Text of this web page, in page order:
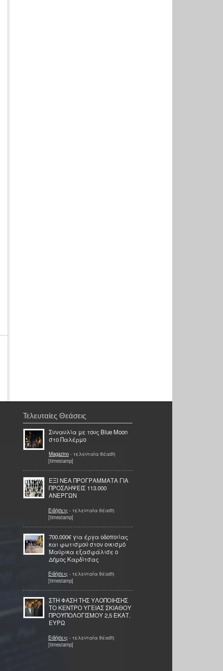
Τελευταίες Θεάσεις
Συναυλία με τους Blue Moon
στο Παλέρμο
Magazino - τελευταία θέαση
[timestamp]
ΈΞΙ ΝΕΑ ΠΡΟΓΡΑΜΜΑΤΑ ΓΙΑ
ΠΡΟΣΛΗΨΕΙΣ 113.000
ΑΝΕΡΓΩΝ
Ειδήσεις - τελευταία θέαση
[timestamp]
700.000€ για έργα οδοποιίας
και φωτισμού στον οικισμό
Μαύρικα εξασφάλισε ο
Δήμος Καρδίτσας
Ειδήσεις - τελευταία θέαση
[timestamp]
ΣΤΗ ΦΑΣΗ ΤΗΣ ΥΛΟΠΟΙΗΣΗΣ
ΤΟ ΚΕΝΤΡΟ ΥΓΕΙΑΣ ΣΚΙΑΘΟΥ
ΠΡΟΫΠΟΛΟΓΙΣΜΟΥ 2,5 ΕΚΑΤ.
ΕΥΡΩ
Ειδήσεις - τελευταία θέαση
[timestamp]